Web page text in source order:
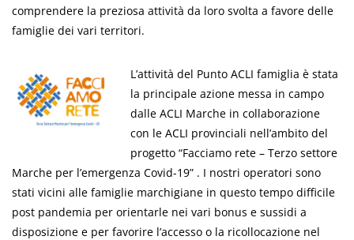
comprendere la preziosa attività da loro svolta a favore delle
famiglie dei vari territori.
L’attività del Punto ACLI famiglia è stata
la principale azione messa in campo
dalle ACLI Marche in collaborazione
con le ACLI provinciali nell’ambito del
progetto “Facciamo rete – Terzo settore
Marche per l’emergenza Covid-19” . I nostri operatori sono
stati vicini alle famiglie marchigiane in questo tempo difficile
post pandemia per orientarle nei vari bonus e sussidi a
disposizione e per favorire l’accesso o la ricollocazione nel